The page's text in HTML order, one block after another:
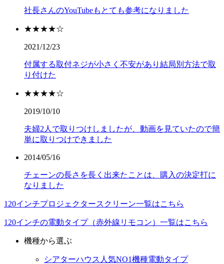
社長さんのYouTubeもとても参考になりました
★★★★☆
2021/12/23
付属する取付ネジが小さく不安があり結局別方法で取
り付けた
★★★★☆
2019/10/10
夫婦2人で取りつけしましたが、動画を見ていたので簡
単に取りつけできました
2014/05/16
チェーンの長さを長く出来たことは、購入の決定打に
なりました
120インチプロジェクタースクリーン一覧はこちら
120インチの電動タイプ（赤外線リモコン）一覧はこちら
機種から選ぶ
シアターハウス人気NO1機種電動タイプ